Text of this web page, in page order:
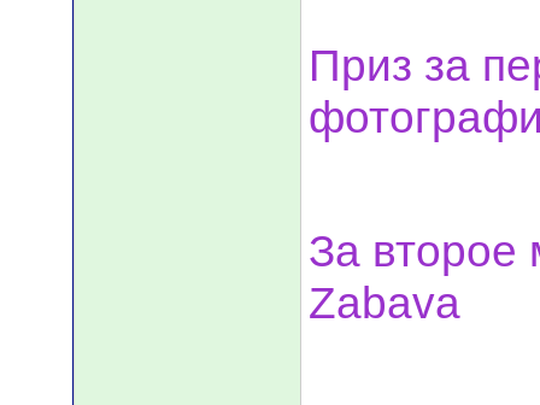
Приз за
За второе
Zabava